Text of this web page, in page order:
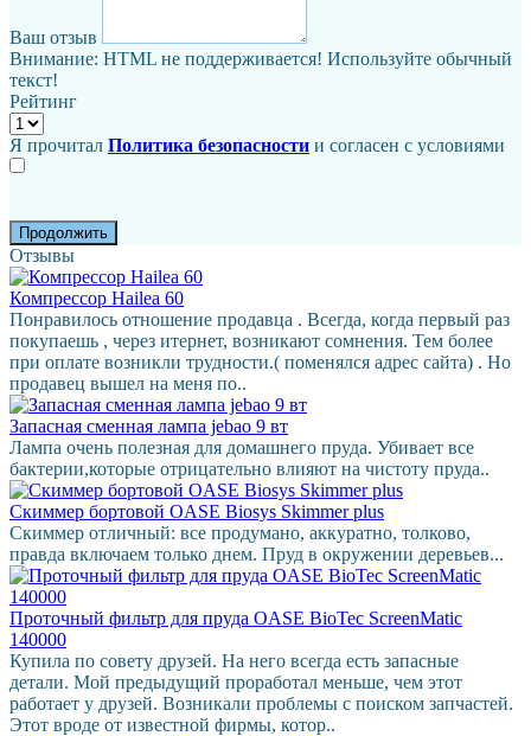
Ваш отзыв
Внимание: HTML не поддерживается! Используйте обычный
текст!
Рейтинг
Я прочитал Политика безопасности и согласен с условиями
Продолжить
Отзывы
Компрессор Hailea 60
Понравилось отношение продавца . Всегда, когда первый раз
покупаешь , через итернет, возникают сомнения. Тем более
при оплате возникли трудности.( поменялся адрес сайта) . Но
продавец вышел на меня по..
Запасная сменная лампа jebao 9 вт
Лампа очень полезная для домашнего пруда. Убивает все
бактерии,которые отрицательно влияют на чистоту пруда..
Скиммер бортовой OASE Biosys Skimmer plus
Скиммер отличный: все продумано, аккуратно, толково,
правда включаем только днем. Пруд в окружении деревьев...
Проточный фильтр для пруда OASE BioTec ScreenMatic
140000
Купила по совету друзей. На него всегда есть запасные
детали. Мой предыдущий проработал меньше, чем этот
работает у друзей. Возникали проблемы с поиском запчастей.
Этот вроде от известной фирмы, котор..